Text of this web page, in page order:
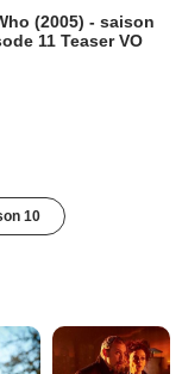
(2005) - saison
11 Teaser VO
10